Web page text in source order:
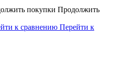
покупки Продолжить
к сравнению Перейти к